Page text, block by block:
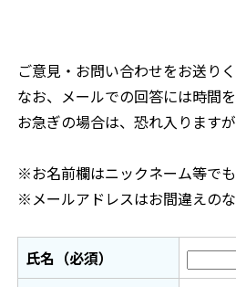
ご意見・お問い合わせをお送りく
なお、メールでの回答には時間
お急ぎの場合は、恐れ入ります
※お名前欄はニックネーム等でも
※メールアドレスはお間違えの
氏名（必須）